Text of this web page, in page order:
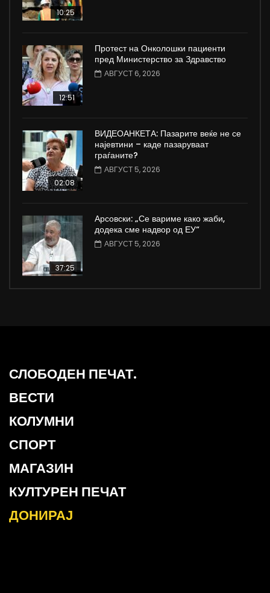
10:25
12:51
Протест на Онколошки пациенти
пред Министерство за Здравство
АВГУСТ 6, 2026
02:08
ВИДЕОАНКЕТА: Пазарите веќе не се
најевтини – каде пазаруваат
граѓаните?
АВГУСТ 5, 2026
37:25
Арсовски: „Се вариме како жаби,
додека сме надвор од ЕУ“
АВГУСТ 5, 2026
СЛОБОДЕН ПЕЧАТ.
ВЕСТИ
КОЛУМНИ
СПОРТ
МАГАЗИН
КУЛТУРЕН ПЕЧАТ
ДОНИРАЈ